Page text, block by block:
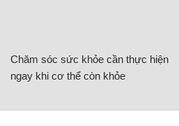
Chăm sóc sức khỏe cần thực hiện
ngay khi cơ thể còn khỏe